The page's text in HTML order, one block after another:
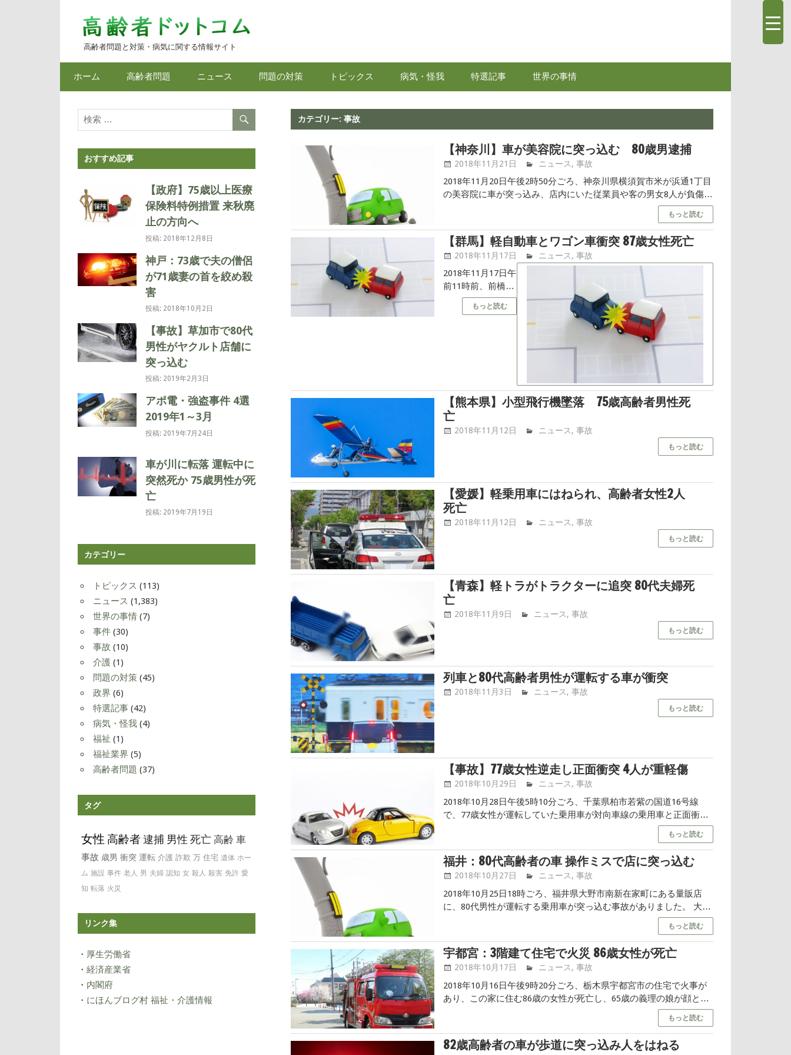
齢
者
報.com
高齢者問題と対策・病気に関する情報サイト
ホーム 高齢者問題 ニュース 問題の対策 トピックス 病気・怪我 特選記事 世界の事情
カテゴリー: 事故
【神奈川】車が美容院に突っ込む 80歳男逮捕
2018年11月21日 ニュース,事故
2018年11月20日午後2時50分ごろ、神奈川県横須賀市米が浜通1丁目
の美容院に車が突っ込み、店内にいた従業員や客の男女8人が負傷し
ました。警察は、車を運転していた80歳の男を自動車運転処罰法違
もっと読む
【群馬】軽自動車とワゴン車衝突 87歳女性死亡
2018年11月17日 高齢者ニュース.com
ニュース,事故
2018年11月17日午
前11時前、前橋市
で軽自動車とワゴ
ン車が正面衝突す
転していた76歳の
高齢男性が意識不
明の重体です。 ◇
軽自動車が対 […]
もっと読む
【熊本県】小型飛行機墜落 75歳高齢者男性死
亡
2018年11月12日 高齢者問題.com
ニュース,事故
もっと読む
【愛媛】軽乗用車にはねられ、高齢者女性2人
死亡
2018年11月12日 高齢者問題.com
ニュース,事故
もっと読む
【青森】軽トラがトラクターに追突 80代夫婦死
亡
2018年11月9日 高齢者問題.com
ニュース,事故
もっと読む
列車と80代高齢者男性が運転する車が衝突
2018年11月3日 高齢者問題.com
ニュース,事故
もっと読む
【事故】77歳女性逆走し正面衝突 4人が重軽傷
2018年10月29日 高齢者問題.com
ニュース,事故
2018年10月28日午後5時10分ごろ、千葉県柏市若紫の国道16号線
で、77歳女性が運転していた乗用車が対向車線の乗用車と正面衝突
し、計3台が絡む多重事故が発生しました。 ◇ 77歳女性が運転する
もっと読む
福井：80代高齢者の車 操作ミスで店に突っ込む
2018年10月27日 高齢者問題.com
ニュース,事故
2018年10月25日18時ごろ、福井県大野市南新在家町にある量販店
に、80代男性が運転する乗用車が突っ込む事故がありました。 大野
署によると、市内に住む80代男性が運転する乗用車が、量販店の正
もっと読む
宇都宮：3階建て住宅で火災 86歳女性が死亡
2018年10月17日 高齢者問題.com
ニュース,事故
2018年10月16日午後9時20分ごろ、栃木県宇都宮市の住宅で火事が
あり、この家に住む86歳の女性が死亡し、65歳の義理の娘が顔と足
にケガをしました。 火事があったのは、栃木県宇都宮市宿郷の住
もっと読む
82歳高齢者の車が歩道に突っ込み人をはねる
おすすめ記事
【政府】75歳以上医療
保険料特例措置 来秋廃
止の方向へ
投稿: 2018年12月8日
神戸：73歳で夫の僧侶
が71歳妻の首を絞め殺
害
投稿: 2018年10月2日
【事故】草加市で80代
男性がヤクルト店舗に
突っ込む
投稿: 2019年2月3日
アポ電・強盗事件 4選
2019年1～3月
投稿: 2019年7月24日
車が川に転落 運転中に
突然死か 75歳男性が死
亡
投稿: 2019年7月19日
カテゴリー
トピックス (113)
ニュース (1,383)
世界の事情(7)
事件(30)
事故 (10)
介護 (1)
問題の対策(45)
政界 (6)
特選記事(42)
病気・怪我(4)
福祉 (1)
福祉業界 (5)
高齢者問題 (37)
タグ
女性 高齢者逮捕 男性 死亡 高齢 車
事故 歳男 衝突 運転 介護 詐欺 万 住宅 遺体 ホー
ム 施設 事件 老人 男 夫婦 認知 女 殺人 殺害 免許 愛
知 転落 火災
リンク集
・ 厚生労働省
・ 経済産業省
・ 内閣府
・ にほんブログ村 福祉・介護情報